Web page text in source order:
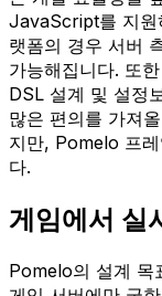
JavaScript를 지원
랫폼의 경우 서버
가능해집니다. 또
DSL 설계 및 설정
많은 편의를 가져
지만, Pomelo 프
다.
게임에서 실
Pomelo의 설계 목